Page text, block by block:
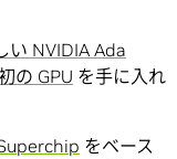
い NVIDIA Ada
の GPU を手に入れ
をベース